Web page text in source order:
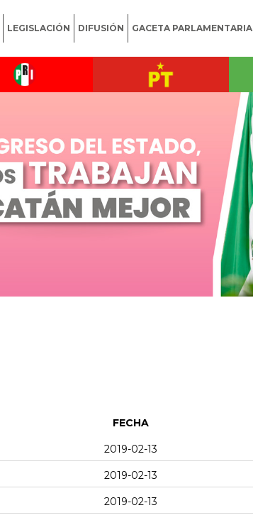
LEGISLACIÓN DIFUSIÓN GACETA PARLAMENTARIA
FECHA
2019-02-13
2019-02-13
2019-02-13